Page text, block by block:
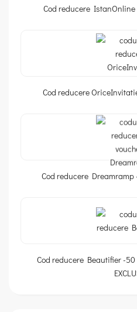
Cod reducere IstanOnline
Cod reducere
Cod reducere Dreamramp
Cod reducere Beautifier -